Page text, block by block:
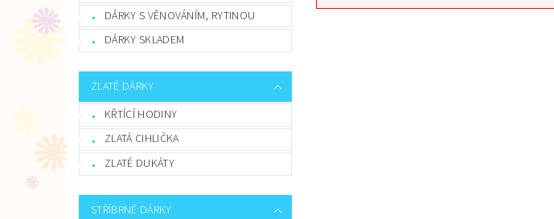
DÁRKY S VĚNOVÁNÍM, RYTINOU
DÁRKY SKLADEM
ZLATÉ DÁRKY
KŘTÍCÍ HODINY
ZLATÁ CIHLIČKA
ZLATÉ DUKÁTY
STŘÍBRNÉ DÁRKY